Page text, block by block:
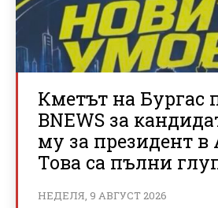
Кметът на Бургас
BNEWS за
му за президент в
Това са пълни
НЕДЕЛЯ, 9 АВГУСТ 2026